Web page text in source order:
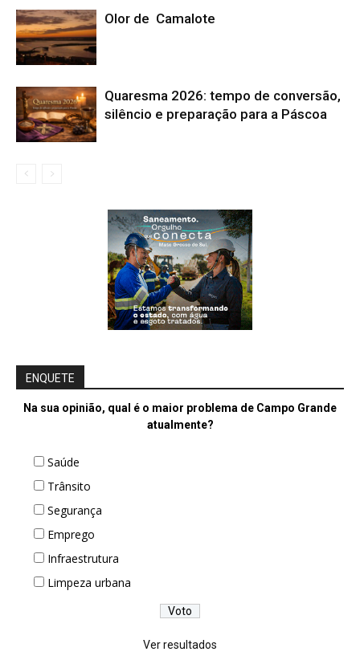
Olor de Camalote
Quaresma 2026: tempo de conversão,
silêncio e preparação para a Páscoa
ENQUETE
Na sua opinião, qual é o maior problema de Campo Grande
atualmente?
Saúde
Trânsito
Segurança
Emprego
Infraestrutura
Limpeza urbana
Ver resultados